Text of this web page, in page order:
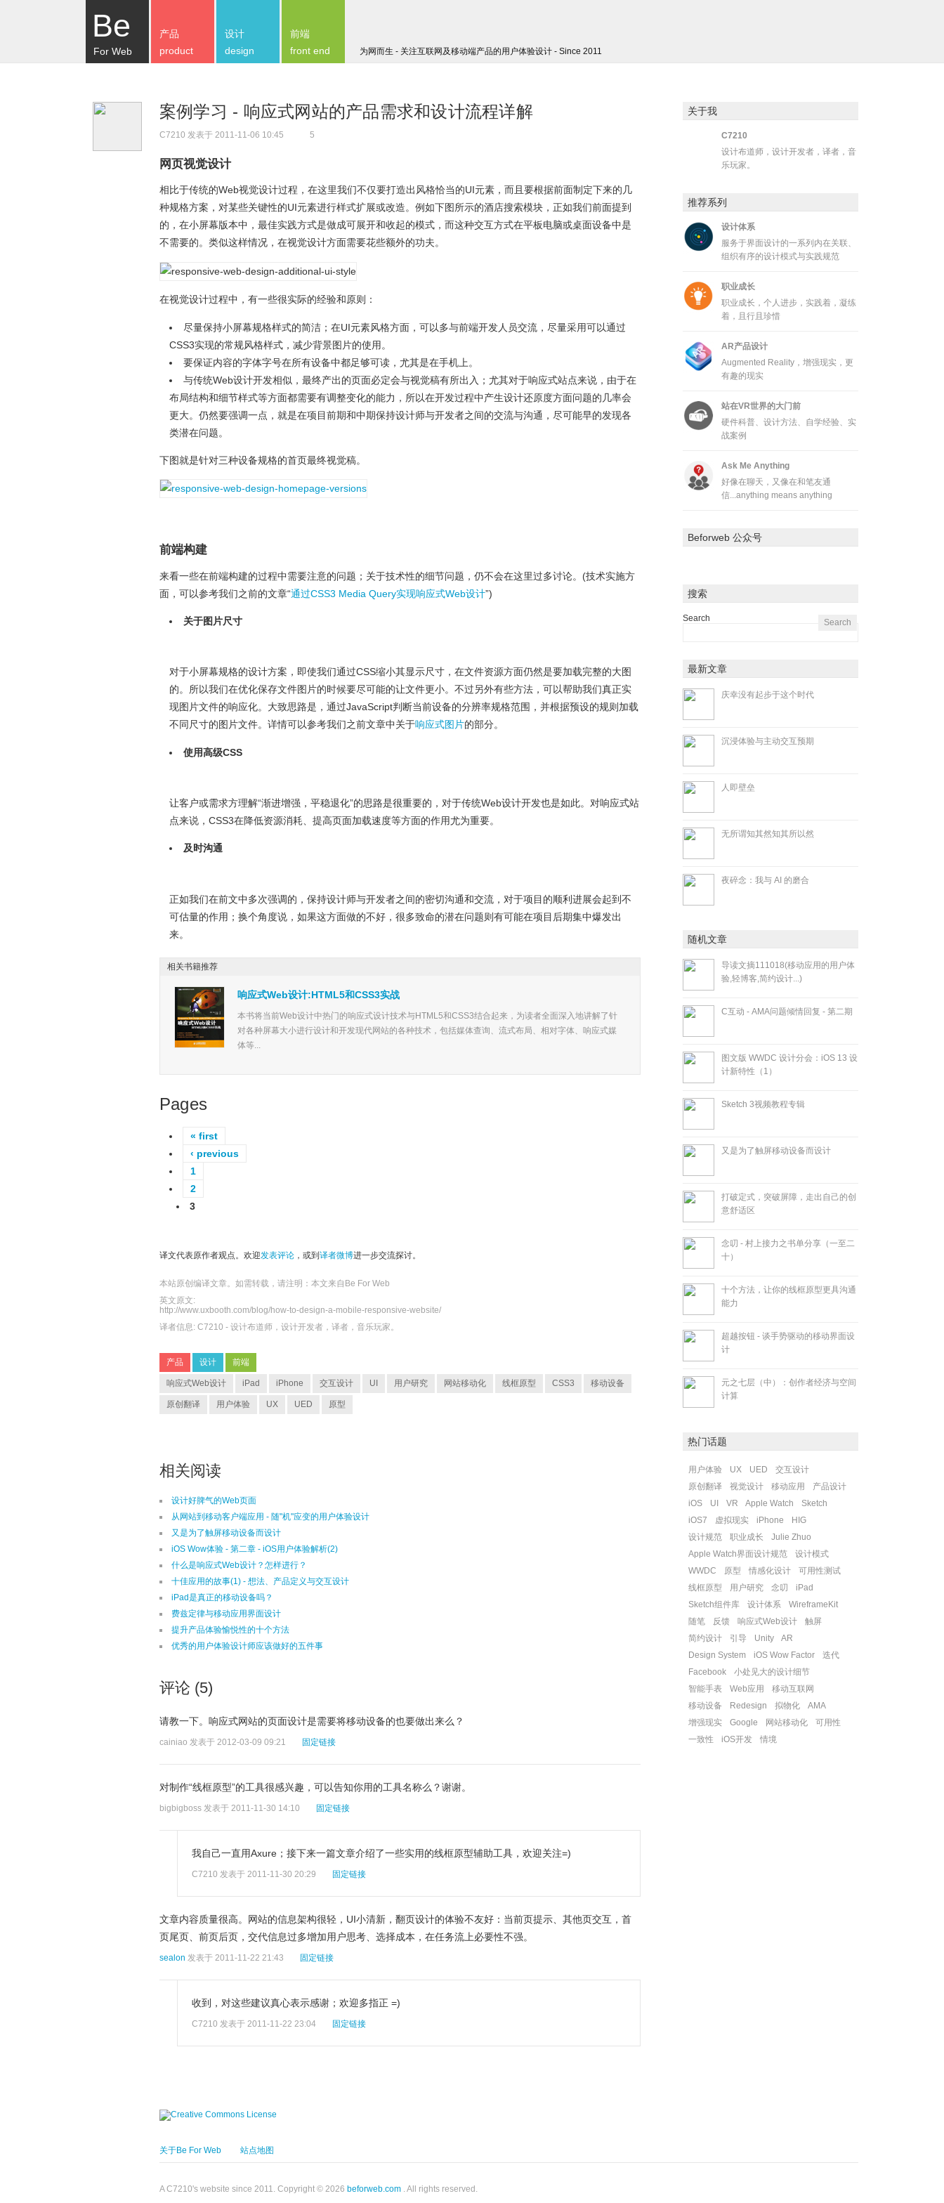
Be
For Web 为网而生 - 关注互联网及移动端产品的用户体验设计 - Since 2011
产品
product
设计
design
前端
front end
案例学习 - 响应式网站的产品需求和设计流程详解
C7210 发表于 2011-11-06 10:45 5
网页视觉设计
相比于传统的Web视觉设计过程，在这里我们不仅要打造出风格恰当的UI元素，而且要根据前面制定下来的几
种规格方案，对某些关键性的UI元素进行样式扩展或改造。例如下图所示的酒店搜索模块，正如我们前面提到
的，在小屏幕版本中，最佳实践方式是做成可展开和收起的模式，而这种交互方式在平板电脑或桌面设备中是
不需要的。类似这样情况，在视觉设计方面需要花些额外的功夫。
在视觉设计过程中，有一些很实际的经验和原则：
尽量保持小屏幕规格样式的简洁；在UI元素风格方面，可以多与前端开发人员交流，尽量采用可以通过
CSS3实现的常规风格样式，减少背景图片的使用。
要保证内容的字体字号在所有设备中都足够可读，尤其是在手机上。
与传统Web设计开发相似，最终产出的页面必定会与视觉稿有所出入；尤其对于响应式站点来说，由于在
布局结构和细节样式等方面都需要有调整变化的能力，所以在开发过程中产生设计还原度方面问题的几率会
更大。仍然要强调一点，就是在项目前期和中期保持设计师与开发者之间的交流与沟通，尽可能早的发现各
类潜在问题。
下图就是针对三种设备规格的首页最终视觉稿。
前端构建
来看一些在前端构建的过程中需要注意的问题；关于技术性的细节问题，仍不会在这里过多讨论。(技术实施方
面，可以参考我们之前的文章“通过CSS3 Media Query实现响应式Web设计”)
关于图片尺寸
对于小屏幕规格的设计方案，即使我们通过CSS缩小其显示尺寸，在文件资源方面仍然是要加载完整的大图
的。所以我们在优化保存文件图片的时候要尽可能的让文件更小。不过另外有些方法，可以帮助我们真正实
现图片文件的响应化。大致思路是，通过JavaScript判断当前设备的分辨率规格范围，并根据预设的规则加载
不同尺寸的图片文件。详情可以参考我们之前文章中关于响应式图片的部分。
使用高级CSS
让客户或需求方理解“渐进增强，平稳退化”的思路是很重要的，对于传统Web设计开发也是如此。对响应式站
点来说，CSS3在降低资源消耗、提高页面加载速度等方面的作用尤为重要。
及时沟通
正如我们在前文中多次强调的，保持设计师与开发者之间的密切沟通和交流，对于项目的顺利进展会起到不
可估量的作用；换个角度说，如果这方面做的不好，很多致命的潜在问题则有可能在项目后期集中爆发出
来。
响应式Web设计:HTML5和CSS3实战
本书将当前Web设计中热门的响应式设计技术与HTML5和CSS3结合起来，为读者全面深入地讲解了针
对各种屏幕大小进行设计和开发现代网站的各种技术，包括媒体查询、流式布局、相对字体、响应式媒
体等...
相关书籍推荐
Pages
« first
‹ previous
1
2
3
译文代表原作者观点。欢迎发表评论 ，或到译者微博进一步交流探讨。
本站原创编译文章。如需转载，请注明：本文来自 Be For Web
英文原文:
http://www.uxbooth.com/blog/how-to-design-a-mobile-responsive-website/
译者信息: C7210 - 设计布道师，设计开发者，译者，音乐玩家。
产品 设计 前端
响应式Web设计 iPad iPhone 交互设计 UI 用户研究 网站移动化 线框原型 CSS3 移动设备
原创翻译 用户体验 UX UED 原型
相关阅读
设计好脾气的Web页面
从网站到移动客户端应用 - 随"机"应变的用户体验设计
又是为了触屏移动设备而设计
iOS Wow体验 - 第二章 - iOS用户体验解析(2)
什么是响应式Web设计？怎样进行？
十佳应用的故事(1) - 想法、产品定义与交互设计
iPad是真正的移动设备吗？
费兹定律与移动应用界面设计
提升产品体验愉悦性的十个方法
优秀的用户体验设计师应该做好的五件事
评论 (5)
请教一下。响应式网站的页面设计是需要将移动设备的也要做出来么？
cainiao 发表于 2012-03-09 09:21 固定链接
对制作“线框原型”的工具很感兴趣，可以告知你用的工具名称么？谢谢。
bigbigboss 发表于 2011-11-30 14:10 固定链接
我自己一直用Axure；接下来一篇文章介绍了一些实用的线框原型辅助工具，欢迎关注=)
C7210 发表于 2011-11-30 20:29 固定链接
文章内容质量很高。网站的信息架构很轻，UI小清新，翻页设计的体验不友好：当前页提示、其他页交互，首
页尾页、前页后页，交代信息过多增加用户思考、选择成本，在任务流上必要性不强。
sealon 发表于 2011-11-22 21:43 固定链接
收到，对这些建议真心表示感谢；欢迎多指正 =)
C7210 发表于 2011-11-22 23:04 固定链接
关于我
C7210
设计布道师，设计开发者，译者，音
乐玩家。
推荐系列
设计体系
服务于界面设计的一系列内在关联、
组织有序的设计模式与实践规范
职业成长
职业成长，个人进步，实践着，凝练
着，且行且珍惜
AR产品设计
Augmented Reality，增强现实，更
有趣的现实
站在VR世界的大门前
硬件科普、设计方法、自学经验、实
战案例
Ask Me Anything
好像在聊天，又像在和笔友通
信...anything means anything
Beforweb 公众号
搜索
Search
最新文章
庆幸没有起步于这个时代
沉浸体验与主动交互预期
人即壁垒
无所谓知其然知其所以然
夜碎念：我与 AI 的磨合
随机文章
导读文摘111018(移动应用的用户体
验,轻博客,简约设计...)
C互动 - AMA问题倾情回复 - 第二期
图文版 WWDC 设计分会：iOS 13 设
计新特性（1）
Sketch 3视频教程专辑
又是为了触屏移动设备而设计
打破定式，突破屏障，走出自己的创
意舒适区
念叨 - 村上接力之书单分享（一至二
十）
十个方法，让你的线框原型更具沟通
能力
超越按钮 - 谈手势驱动的移动界面设
计
元之七层（中）：创作者经济与空间
计算
热门话题
用户体验 UX UED
交互设计
原创翻译
视觉设计 移动应用
产品设计
iOS
UI VR Apple Watch
Sketch
iOS7
虚拟现实 iPhone
HIG
设计规范
职业成长
Julie Zhuo
Apple Watch界面设计规范
设计模式
WWDC
原型 情感化设计
可用性测试
线框原型
用户研究 念叨
iPad
Sketch组件库
设计体系
WireframeKit
随笔
反馈 响应式Web设计
触屏
简约设计
引导 Unity
AR
Design System
iOS Wow Factor
迭代
Facebook
小处见大的设计细节
智能手表
Web应用
移动互联网
移动设备
Redesign 拟物化
AMA
增强现实
Google 网站移动化
可用性
一致性
iOS开发 情境
关于Be For Web 站点地图
A C7210's website since 2011. Copyright © 2026 beforweb.com . All rights reserved.